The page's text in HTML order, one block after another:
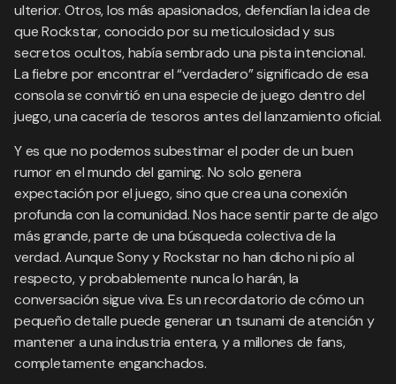
ulterior. Otros, los más apasionados, defendían la idea de
que Rockstar, conocido por su meticulosidad y sus
secretos ocultos, había sembrado una pista intencional.
La fiebre por encontrar el “verdadero” significado de esa
consola se convirtió en una especie de juego dentro del
juego, una cacería de tesoros antes del lanzamiento oficial.
Y es que no podemos subestimar el poder de un buen
rumor en el mundo del gaming. No solo genera
expectación por el juego, sino que crea una conexión
profunda con la comunidad. Nos hace sentir parte de algo
más grande, parte de una búsqueda colectiva de la
verdad. Aunque Sony y Rockstar no han dicho ni pío al
respecto, y probablemente nunca lo harán, la
conversación sigue viva. Es un recordatorio de cómo un
pequeño detalle puede generar un tsunami de atención y
mantener a una industria entera, y a millones de fans,
completamente enganchados.